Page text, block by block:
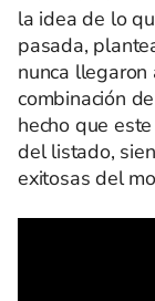
la idea de lo
pasada,
nunca llegaron
combinación
hecho que
del listado,
exitosas del